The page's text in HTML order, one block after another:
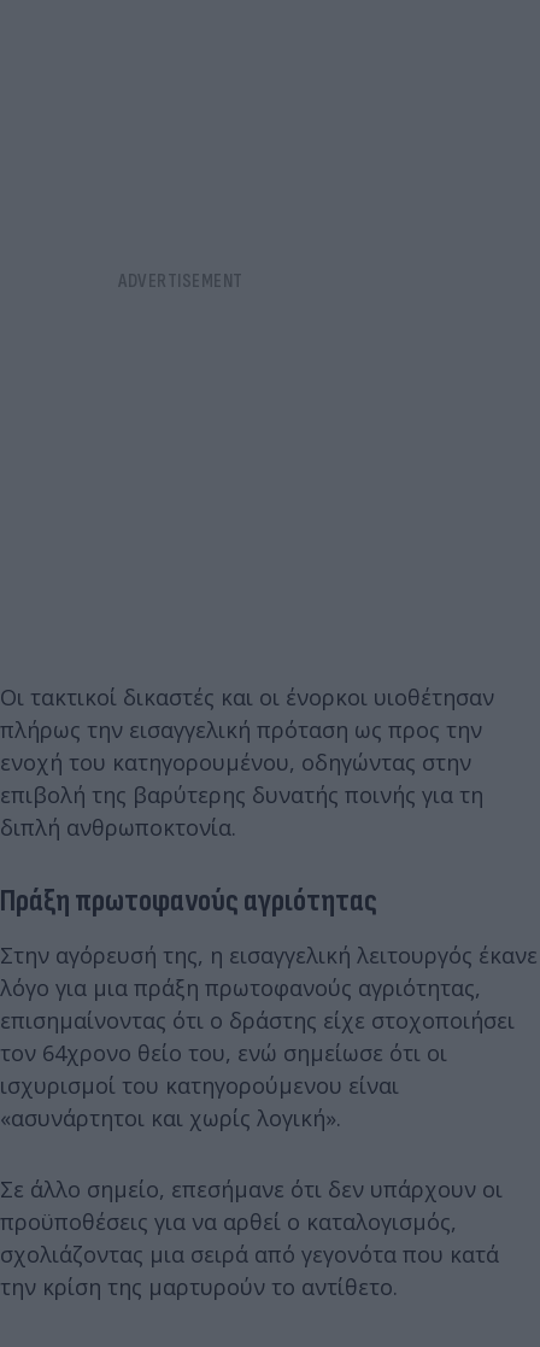
Οι τακτικοί δικαστές και οι ένορκοι υιοθέτησαν
πλήρως την εισαγγελική πρόταση ως προς την
ενοχή του κατηγορουμένου, οδηγώντας στην
επιβολή της βαρύτερης δυνατής ποινής για τη
διπλή ανθρωποκτονία.
Πράξη πρωτοφανούς αγριότητας
Στην αγόρευσή της, η εισαγγελική λειτουργός έκανε
λόγο για μια πράξη πρωτοφανούς αγριότητας,
επισημαίνοντας ότι ο δράστης είχε στοχοποιήσει
τον 64χρονο θείο του, ενώ σημείωσε ότι οι
ισχυρισμοί του κατηγορούμενου είναι
«ασυνάρτητοι και χωρίς λογική».
Σε άλλο σημείο, επεσήμανε ότι δεν υπάρχουν οι
προϋποθέσεις για να αρθεί ο καταλογισμός,
σχολιάζοντας μια σειρά από γεγονότα που κατά
την κρίση της μαρτυρούν το αντίθετο.